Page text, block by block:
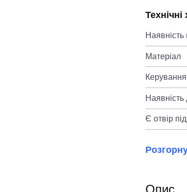
Матеріал
Керування
Є отвір